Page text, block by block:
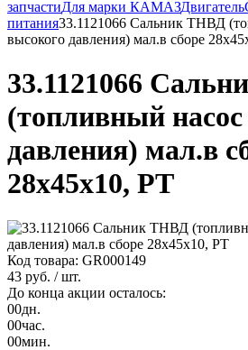
запчастиДля марки КАМАЗДвигатель
питания33.1121066 Сальник ТНВД
высокого давления) мал.в сборе
33.1121066
(топливный
давления) мал.в
28х45х10, РТ
Код товара: GR000149
43 руб. / шт.
До конца акции осталось:
00дн.
00час.
00мин.